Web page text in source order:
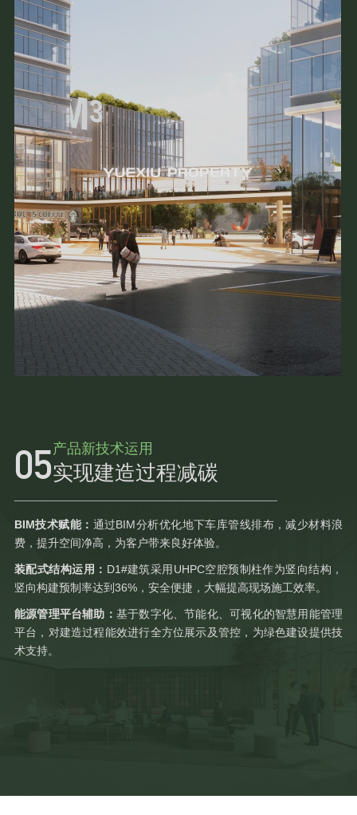
产品新技术运用
实现建造过程减碳
BIM技术赋能： 通过BIM分析优化地下车库管线排布，减少材料浪
费，提升空间净高，为客户带来良好体验。
装配式结构运用： D1#建筑采用UHPC空腔预制柱作为竖向结构，
竖向构建预制率达到36%，安全便捷，大幅提高现场施工效率。
能源管理平台辅助： 基于数字化、节能化、可视化的智慧用能管理
平台，对建造过程能效进行全方位展示及管控，为绿色建设提供技
术支持。